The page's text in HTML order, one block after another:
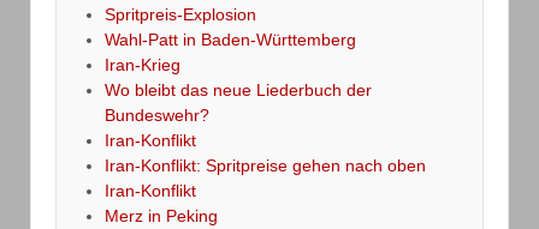
Spritpreis-Explosion
Wahl-Patt in Baden-Württemberg
Iran-Krieg
Wo bleibt das neue Liederbuch der
Bundeswehr?
Iran-Konflikt
Iran-Konflikt: Spritpreise gehen nach oben
Iran-Konflikt
Merz in Peking